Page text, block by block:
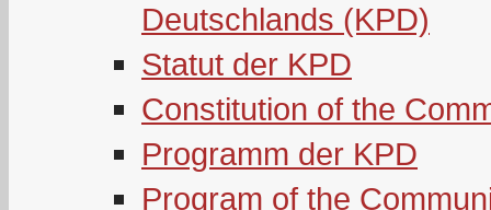
Deutschlands (KPD)
Statut der KPD
Constitution of the
Programm der KPD
Program of the